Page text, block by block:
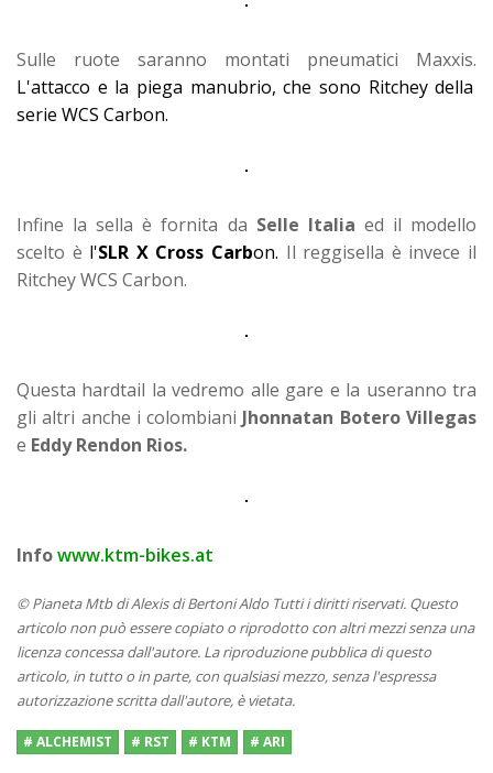
Sulle ruote saranno montati pneumatici Maxxis.
L'attacco e la piega manubrio, che sono Ritchey della
serie WCS Carbon.
Infine la sella è fornita da Selle Italia ed il modello
scelto è l'SLR X Cross Carbon. Il reggisella è invece il
Ritchey WCS Carbon.
Questa hardtail la vedremo alle gare e la useranno tra
gli altri anche i colombiani Jhonnatan Botero Villegas
e Eddy Rendon Rios.
Infowww.ktm-bikes.at
© Pianeta Mtb di Alexis di Bertoni Aldo Tutti i diritti riservati. Questo
articolo non può essere copiato o riprodotto con altri mezzi senza una
licenza concessa dall'autore. La riproduzione pubblica di questo
articolo, in tutto o in parte, con qualsiasi mezzo, senza l'espressa
autorizzazione scritta dall'autore, è vietata.
# ALCHEMIST # RST # KTM # ARI